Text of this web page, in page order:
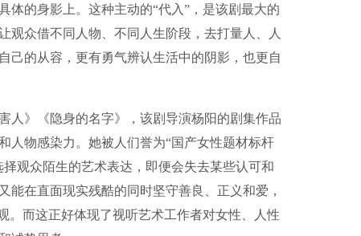
体的身影上。这种主动的“代入”，是该剧最大的
观众借不同人物、不同人生阶段，去打量人、人
己的从容，更有勇气辨认生活中的阴影，也更自
》《隐身的名字》，该剧导演杨阳的剧集作品
人物感染力。她被人们誉为“国产女性题材标杆
观众陌生的艺术表达，即便会失去某些认可和
能在直面现实残酷的同时坚守善良、正义和爱，
。而这正好体现了视听艺术工作者对女性、人性